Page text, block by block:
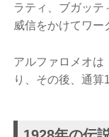
ラティ、ブガッテ
威信をかけてワー
アルファロメオは
り、その後、通算